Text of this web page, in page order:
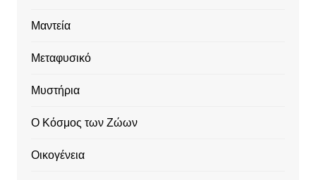
Μαντεία
Μεταφυσικό
Μυστήρια
Ο Κόσμος των Ζώων
Οικογένεια